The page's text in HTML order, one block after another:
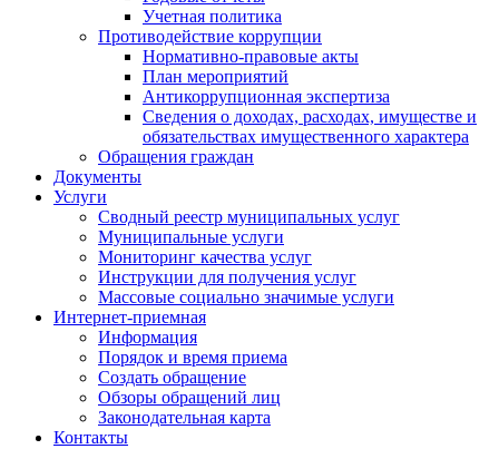
Учетная политика
Противодействие коррупции
Нормативно-правовые акты
План мероприятий
Антикоррупционная экспертиза
Сведения о доходах, расходах, имуществе и
обязательствах имущественного характера
Обращения граждан
Документы
Услуги
Сводный реестр муниципальных услуг
Муниципальные услуги
Мониторинг качества услуг
Инструкции для получения услуг
Массовые социально значимые услуги
Интернет-приемная
Информация
Порядок и время приема
Создать обращение
Обзоры обращений лиц
Законодательная карта
Контакты